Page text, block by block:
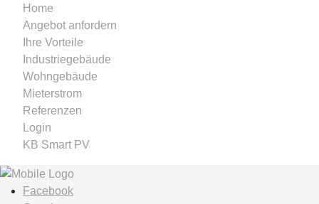
Home
Angebot anfordern
Ihre Vorteile
Industriegebäude
Wohngebäude
Mieterstrom
Referenzen
Login
KB Smart PV
Facebook